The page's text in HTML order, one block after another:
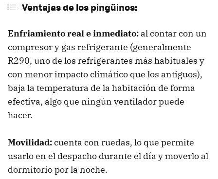
Ventajas de los pingüinos:
Enfriamiento real e inmediato: al contar con un
compresor y gas refrigerante (generalmente
R290, uno de los refrigerantes más habituales y
con menor impacto climático que los antiguos),
baja la temperatura de la habitación de forma
efectiva, algo que ningún ventilador puede
hacer.
Movilidad:cuenta con ruedas, lo que permite
usarlo en el despacho durante el día y moverlo al
dormitorio por la noche.